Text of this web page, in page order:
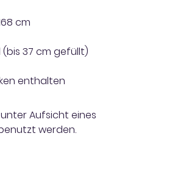
cm
(bis 37 cm gefüllt)
enthalten
Aufsicht eines
werden.